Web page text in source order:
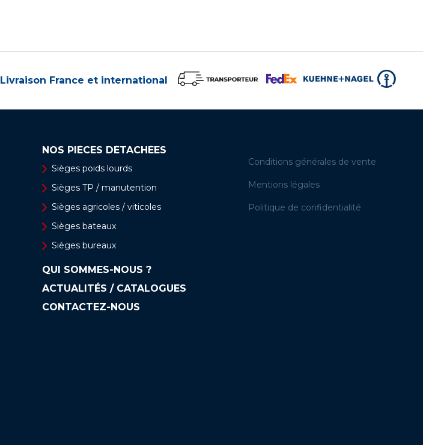
Livraison France et international
NOS PIÈCES DÉTACHÉES
Sièges poids lourds
Sièges TP / manutention
Sièges agricoles / viticoles
Sièges bateaux
Sièges bureaux
QUI SOMMES-NOUS ?
ACTUALITÉS / CATALOGUES
CONTACTEZ-NOUS
Conditions générales de vente
Mentions légales
Politique de confidentialité